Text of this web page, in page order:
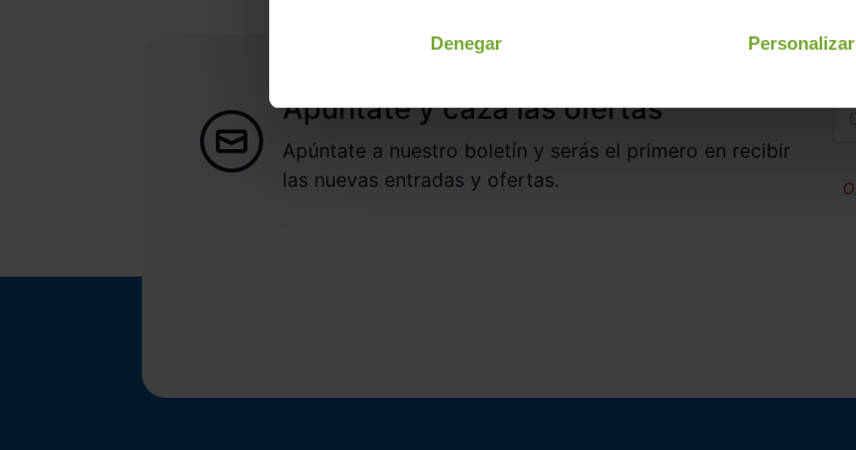
Denegar Personalizar
Apúntate y caza las ofertas
Apúntate a nuestro boletín y serás el primero en recibir
las nuevas entradas y ofertas.